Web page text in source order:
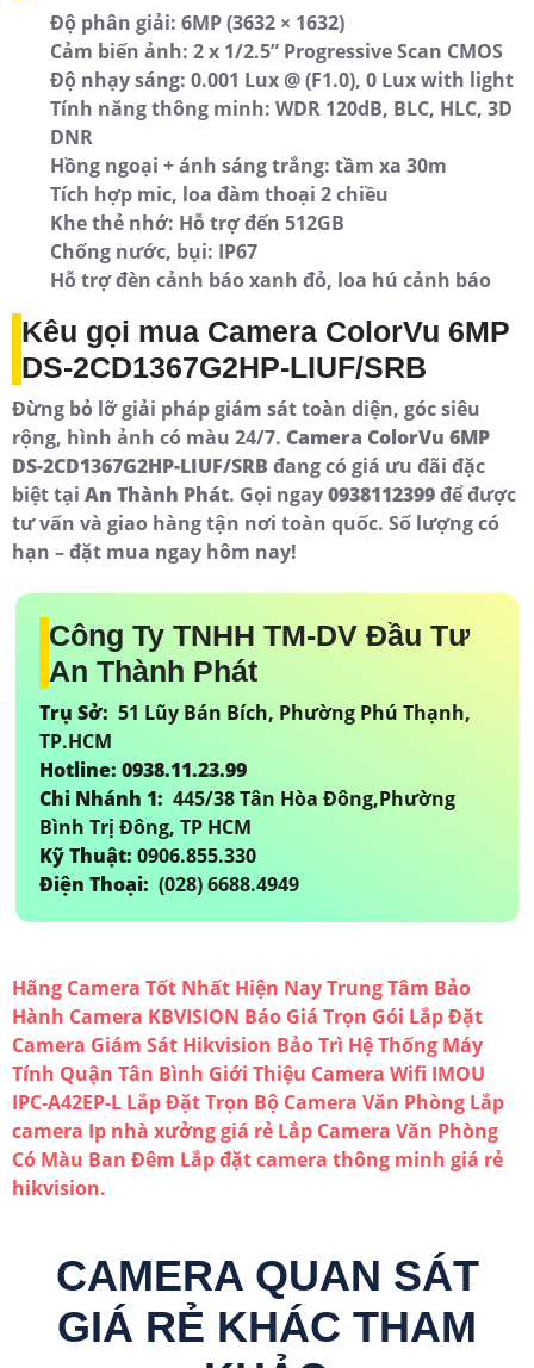
Độ phân giải: 6MP (3632 × 1632)
Cảm biến ảnh: 2 x 1/2.5” Progressive Scan CMOS
Độ nhạy sáng: 0.001 Lux @ (F1.0), 0 Lux with light
Tính năng thông minh: WDR 120dB, BLC, HLC, 3D
DNR
Hồng ngoại + ánh sáng trắng: tầm xa 30m
Tích hợp mic, loa đàm thoại 2 chiều
Khe thẻ nhớ: Hỗ trợ đến 512GB
Chống nước, bụi: IP67
Hỗ trợ đèn cảnh báo xanh đỏ, loa hú cảnh báo
Kêu gọi mua Camera ColorVu 6MP
DS-2CD1367G2HP-LIUF/SRB
Đừng bỏ lỡ giải pháp giám sát toàn diện, góc siêu
rộng, hình ảnh có màu 24/7. Camera ColorVu 6MP
DS-2CD1367G2HP-LIUF/SRB đang có giá ưu đãi đặc
biệt tại An Thành Phát. Gọi ngay0938112399để được
tư vấn và giao hàng tận nơi toàn quốc. Số lượng có
hạn – đặt mua ngay hôm nay!
Công Ty TNHH TM-DV Đầu Tư
An Thành Phát
Trụ Sở: 51 Lũy Bán Bích, Phường Phú Thạnh,
TP.HCM
Hotline: 0938.11.23.99
Chi Nhánh 1: 445/38 Tân Hòa Đông,Phường
Bình Trị Đông, TP HCM
Kỹ Thuật: 0906.855.330
Điện Thoại: (028) 6688.4949
Hãng Camera Tốt Nhất Hiện NayTrung Tâm Bảo
Hành Camera KBVISION Báo Giá Trọn Gói Lắp Đặt
Camera Giám Sát Hikvision Bảo Trì Hệ Thống Máy
Tính Quận Tân Bình Giới Thiệu Camera Wifi IMOU
IPC-A42EP-L Lắp Đặt Trọn Bộ Camera Văn Phòng Lắp
camera Ip nhà xưởng giá rẻ Lắp Camera Văn Phòng
Có Màu Ban Đêm Lắp đặt camera thông minh giá rẻ
hikvision.
CAMERA QUAN SÁT
GIÁ RẺ KHÁC THAM